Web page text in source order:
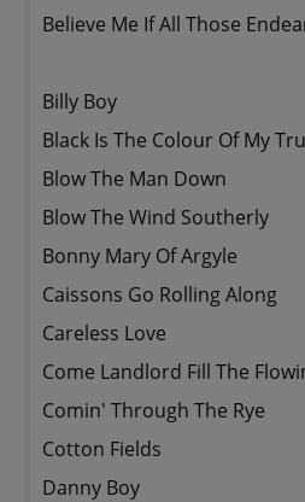
Believe Me If All Those
Billy Boy
Black Is The Colour Of My
Blow The Man Down
Blow The Wind Southerly
Bonny Mary Of Argyle
Caissons Go Rolling Along
Careless Love
Come Landlord Fill The
Comin' Through The Rye
Cotton Fields
Danny Boy